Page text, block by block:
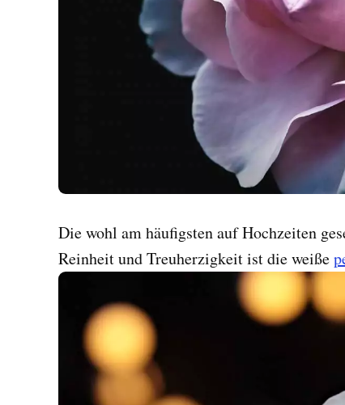
Die wohl am häufigsten auf Hochzeiten
Reinheit und Treuherzigkeit ist die weiße